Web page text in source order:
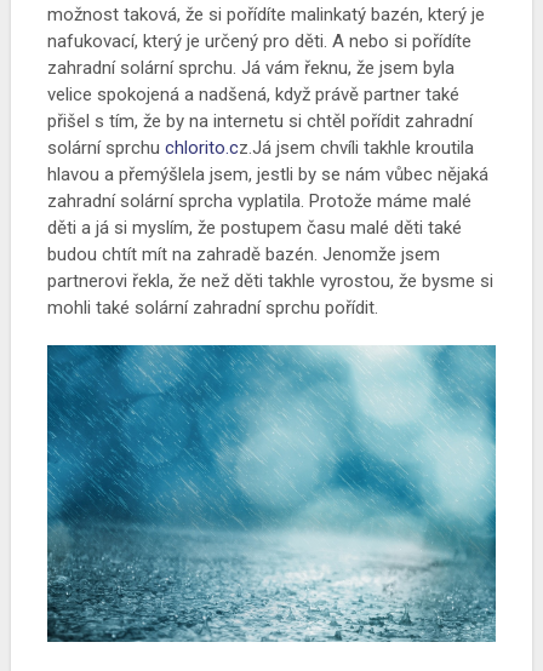
možnost taková, že si pořídíte malinkatý bazén, který je
nafukovací, který je určený pro děti. A nebo si pořídíte
zahradní solární sprchu. Já vám řeknu, že jsem byla
velice spokojená a nadšená, když právě partner také
přišel s tím, že by na internetu si chtěl pořídit zahradní
solární sprchu chlorito.cz.Já jsem chvíli takhle kroutila
hlavou a přemýšlela jsem, jestli by se nám vůbec nějaká
zahradní solární sprcha vyplatila. Protože máme malé
děti a já si myslím, že postupem času malé děti také
budou chtít mít na zahradě bazén. Jenomže jsem
partnerovi řekla, že než děti takhle vyrostou, že bysme si
mohli také solární zahradní sprchu pořídit.